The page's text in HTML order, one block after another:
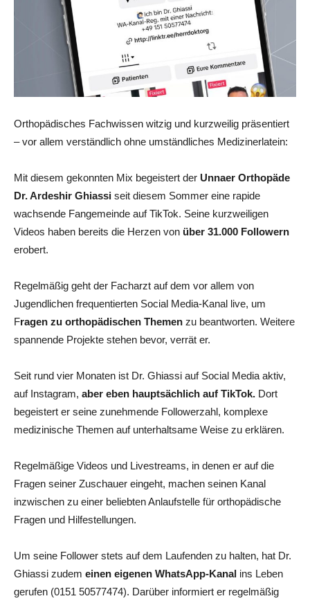
Orthopädisches Fachwissen witzig und kurzweilig präsentiert
– vor allem verständlich ohne umständliches Medizinerlatein:
Mit diesem gekonnten Mix begeistert der Unnaer Orthopäde
Dr. Ardeshir Ghiassi seit diesem Sommer eine rapide
wachsende Fangemeinde auf TikTok. Seine kurzweiligen
Videos haben bereits die Herzen von über 31.000 Followern
erobert.
Regelmäßig geht der Facharzt auf dem vor allem von
Jugendlichen frequentierten Social Media-Kanal live, um
Fragen zu orthopädischen Themen zu beantworten. Weitere
spannende Projekte stehen bevor, verrät er.
Seit rund vier Monaten ist Dr. Ghiassi auf Social Media aktiv,
auf Instagram, aber eben hauptsächlich auf TikTok. Dort
begeistert er seine zunehmende Followerzahl, komplexe
medizinische Themen auf unterhaltsame Weise zu erklären.
Regelmäßige Videos und Livestreams, in denen er auf die
Fragen seiner Zuschauer eingeht, machen seinen Kanal
inzwischen zu einer beliebten Anlaufstelle für orthopädische
Fragen und Hilfestellungen.
Um seine Follower stets auf dem Laufenden zu halten, hat Dr.
Ghiassi zudem einen eigenen WhatsApp-Kanal ins Leben
gerufen (0151 50577474). Darüber informiert er regelmäßig